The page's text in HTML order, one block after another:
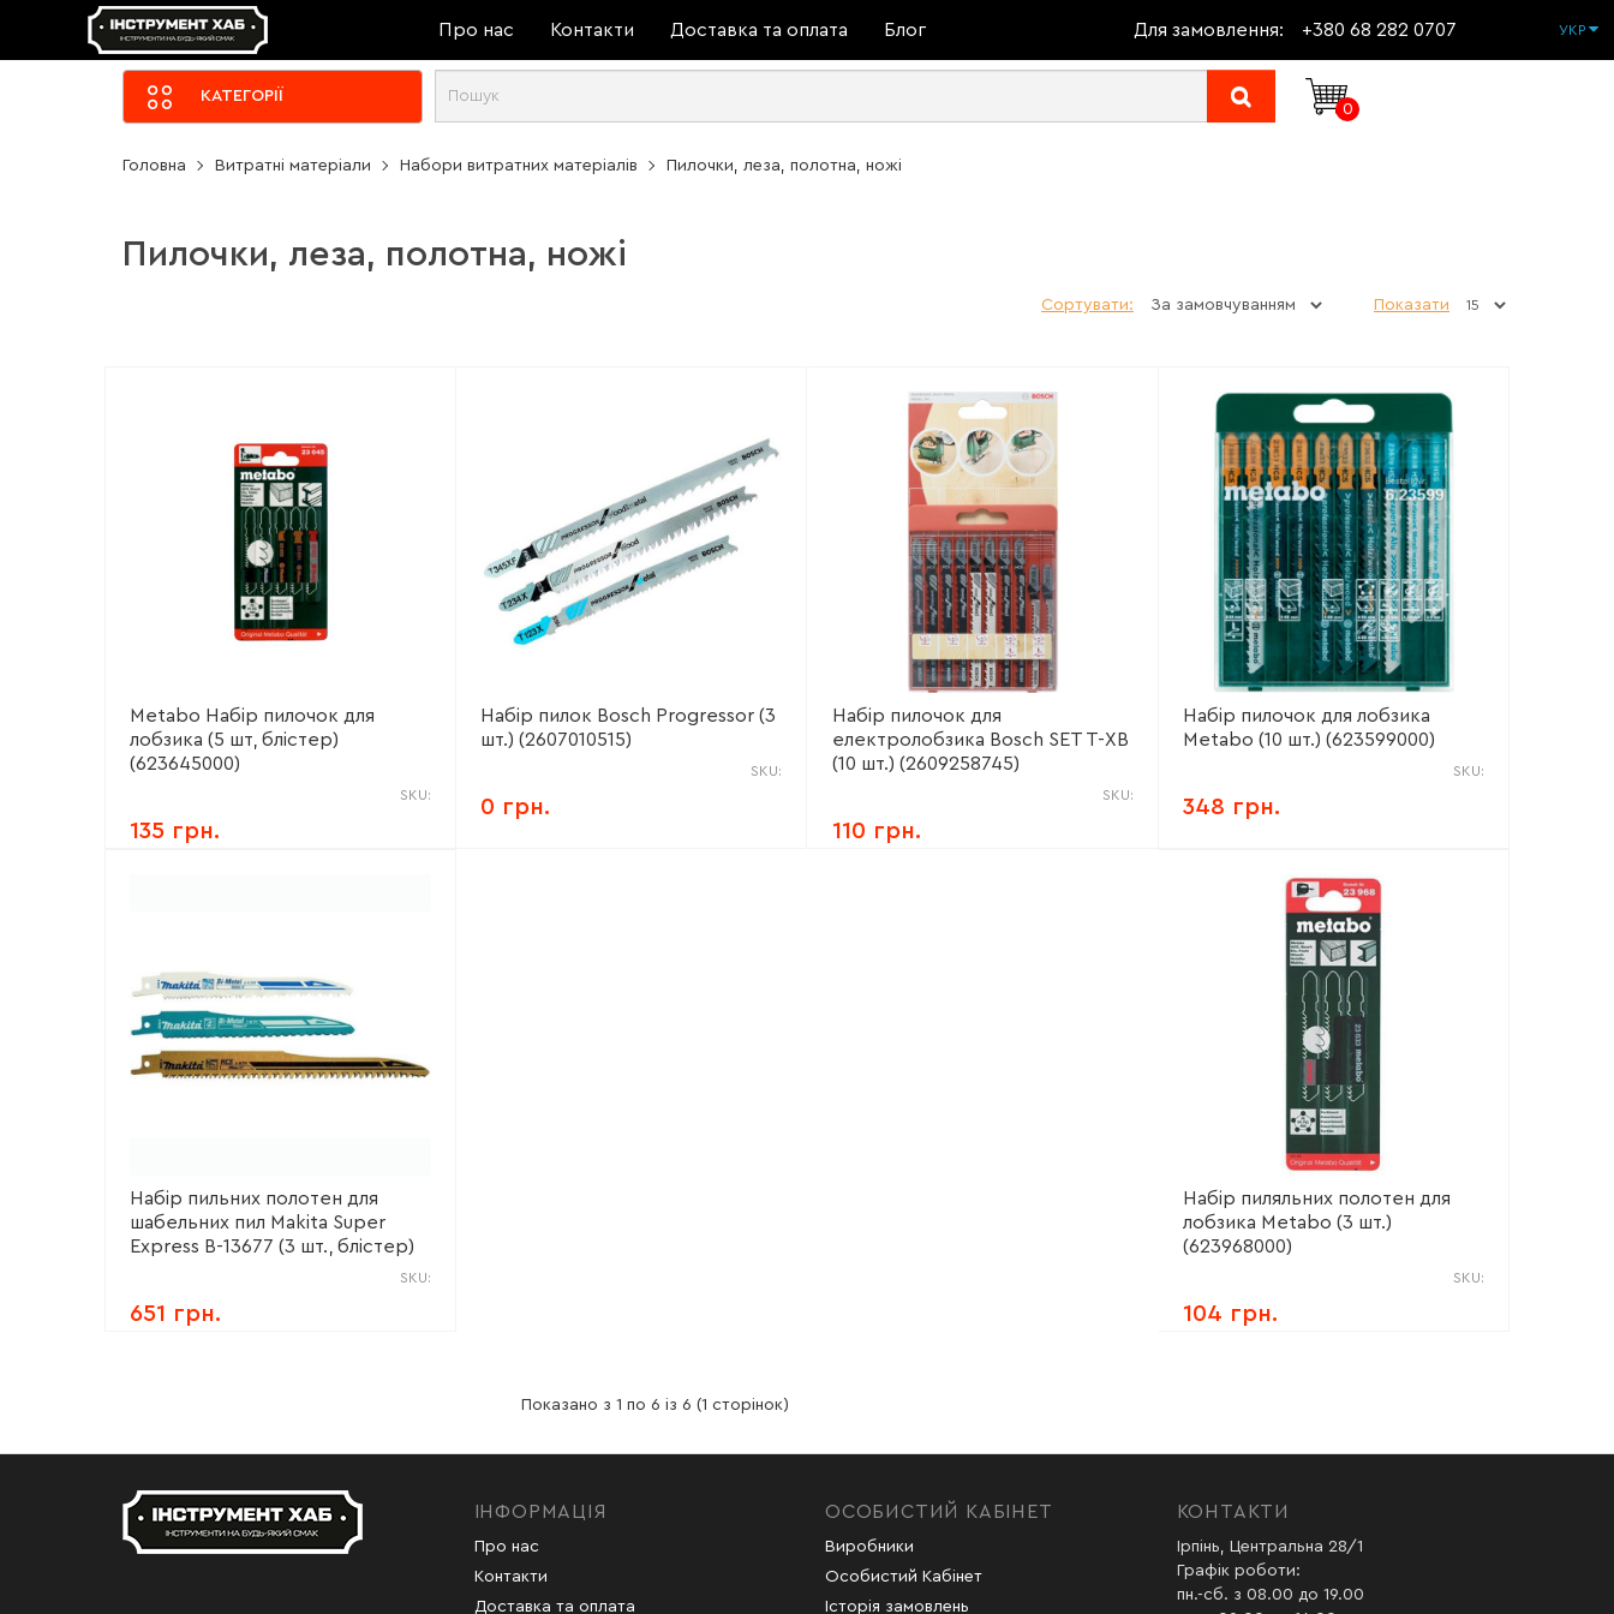
Про нас Контакти Доставка та оплата Блог Для замовлення: +380 68 282 0707 УКР
КАТЕГОРІЇ
0
Головна Витратні матеріали Набори витратних матеріалів Пилочки, леза, полотна, ножі
Пилочки, леза, полотна, ножі
Сортувати: Показати
Metabo Набір пилочок для
лобзика (5 шт, блістер)
(623645000)
SKU:
135 грн.
Набір пилок Bosch Progressor (3
шт.) (2607010515)
SKU:
0 грн.
Набір пилочок для
електролобзика Bosch SET T-ХВ
(10 шт.) (2609258745)
SKU:
110 грн.
Набір пилочок для лобзика
Metabo (10 шт.) (623599000)
SKU:
348 грн.
Набір пильних полотен для
шабельних пил Makita Super
Express B-13677 (3 шт., блістер)
SKU:
651 грн.
Набір пиляльних полотен для
лобзика Metabo (3 шт.)
(623968000)
SKU:
104 грн.
Показано з 1 по 6 із 6 (1 сторінок)
ІНФОРМАЦІЯ
Про нас
Контакти
Доставка та оплата
ОСОБИСТИЙ КАБІНЕТ
Виробники
Особистий Кабінет
Історія замовлень
КОНТАКТИ
Ірпінь, Центральна 28/1
Графік роботи:
пн.-сб. з 08.00 до 19.00